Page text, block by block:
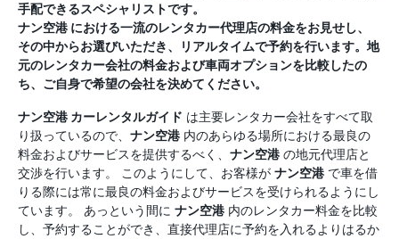
手配できるスペシャリストです。
ナン空港 における一流のレンタカー代理店の料金をお見せし、
その中からお選びいただき、リアルタイムで予約を行います。地
元のレンタカー会社の料金および車両オプションを比較したの
ち、ご自身で希望の会社を決めてください。
ナン空港 カーレンタルガイド は主要レンタカー会社をすべて取
り扱っているので、 ナン空港 内のあらゆる場所における最良の
料金およびサービスを提供するべく、 ナン空港 の地元代理店と
交渉を行います。 このようにして、お客様が ナン空港 で車を借
りる際には常に最良の料金およびサービスを受けられるようにし
ています。 あっという間に ナン空港 内のレンタカー料金を比較
し、予約することができ、直接代理店に予約を入れるよりはるか